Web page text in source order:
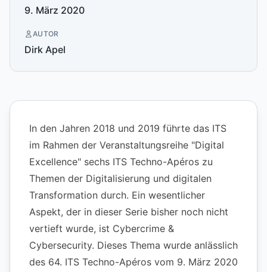
9. März 2020
AUTOR
Dirk Apel
In den Jahren 2018 und 2019 führte das ITS
im Rahmen der Veranstaltungsreihe "Digital
Excellence" sechs ITS Techno-Apéros zu
Themen der Digitalisierung und digitalen
Transformation durch. Ein wesentlicher
Aspekt, der in dieser Serie bisher noch nicht
vertieft wurde, ist Cybercrime &
Cybersecurity. Dieses Thema wurde anlässlich
des 64. ITS Techno-Apéros vom 9. März 2020